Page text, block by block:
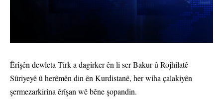
Êrîşên dewleta Tirk a dagirker ên li ser Bakur û Rojhilatê
Sûriyeyê û herêmên din ên Kurdistanê, her wiha çalakiyên
şermezarkirina êrîşan wê bêne şopandin.